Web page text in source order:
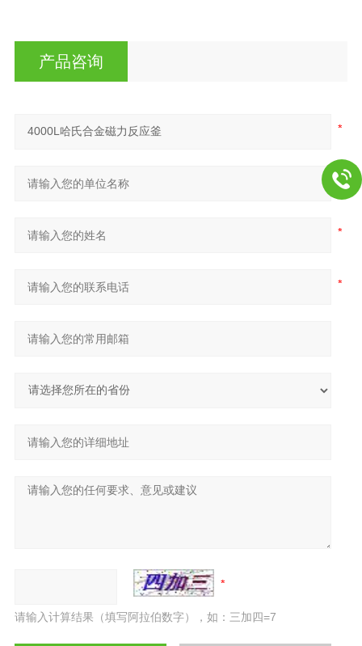
产品咨询
请输入计算结果（填写阿拉伯数字），如：三加四=7